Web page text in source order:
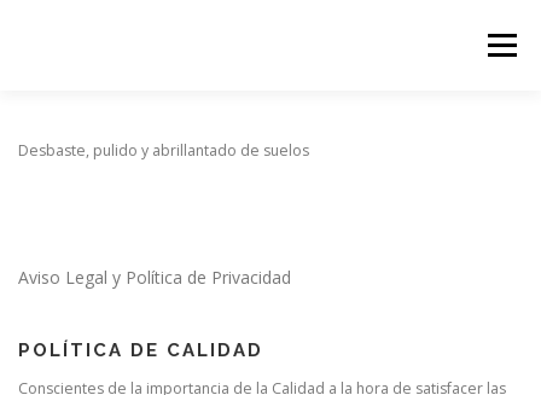
Menú
Desbaste, pulido y abrillantado de suelos
Aviso Legal y Política de Privacidad
POLÍTICA DE CALIDAD
Conscientes de la importancia de la Calidad a la hora de satisfacer las